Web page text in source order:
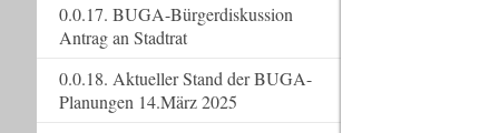
0.0.17. BUGA-Bürgerdiskussion
Antrag an Stadtrat
0.0.18. Aktueller Stand der BUGA-
Planungen 14.März 2025